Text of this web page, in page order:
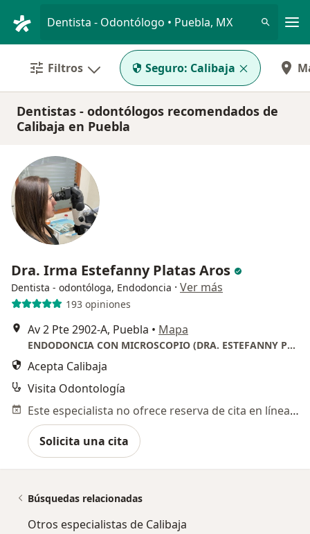
Dentista - Odontólogo • Puebla, MX
Filtros Seguro: Calibaja
Dentistas - odontólogos recomendados de
Calibaja en Puebla
Dra. Irma Estefanny Platas Aros
Dentista - odontóloga, Endodoncia · Ver más
193 opiniones
Av 2 Pte 2902-A, Puebla • Mapa
ENDODONCIA CON MICROSCOPIO (DRA. ESTEFANNY PLATAS)
Acepta Calibaja
Visita Odontología
Este especialista no ofrece reserva de cita en línea en esta dirección.
Solicita una cita
Búsquedas relacionadas
Otros especialistas de Calibaja